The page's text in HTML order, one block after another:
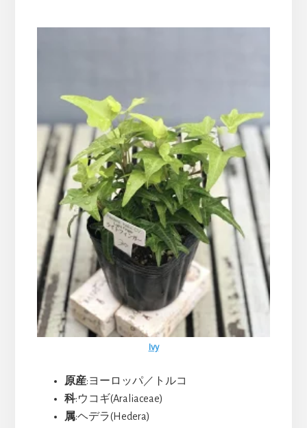
Ivy
原産:ヨーロッパ／トルコ
科:ウコギ(Araliaceae)
属:ヘデラ(Hedera)